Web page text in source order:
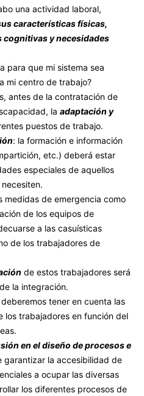
una actividad laboral,
características físicas,
cognitivas y necesidades
para que mi sistema sea
mi centro de trabajo?
antes de la contratación de
la adaptación y
puestos de trabajo.
: la formación e información
etc.) deberá estar
especiales de aquellos
medidas de emergencia como
de los equipos de
a las casuísticas
de los trabajadores de
de estos trabajadores será
la integración.
deberemos tener en cuenta las
los trabajadores en función del
en el diseño de procesos e
garantizar la accesibilidad de
a ocupar las diversas
los diferentes procesos de